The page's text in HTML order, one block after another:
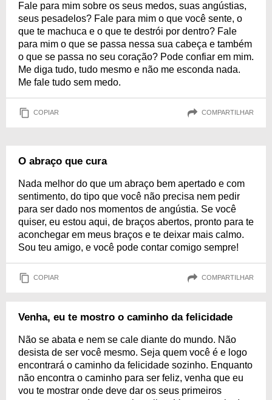
Fale para mim sobre os seus medos, suas angústias,
seus pesadelos? Fale para mim o que você sente, o
que te machuca e o que te destrói por dentro? Fale
para mim o que se passa nessa sua cabeça e também
o que se passa no seu coração? Pode confiar em mim.
Me diga tudo, tudo mesmo e não me esconda nada.
Me fale tudo sem medo.
COPIAR COMPARTILHAR
O abraço que cura
Nada melhor do que um abraço bem apertado e com
sentimento, do tipo que você não precisa nem pedir
para ser dado nos momentos de angústia. Se você
quiser, eu estou aqui, de braços abertos, pronto para te
aconchegar em meus braços e te deixar mais calmo.
Sou teu amigo, e você pode contar comigo sempre!
COPIAR COMPARTILHAR
Venha, eu te mostro o caminho da felicidade
Não se abata e nem se cale diante do mundo. Não
desista de ser você mesmo. Seja quem você é e logo
encontrará o caminho da felicidade sozinho. Enquanto
não encontra o caminho para ser feliz, venha que eu
vou te mostrar onde deve dar os seus primeiros